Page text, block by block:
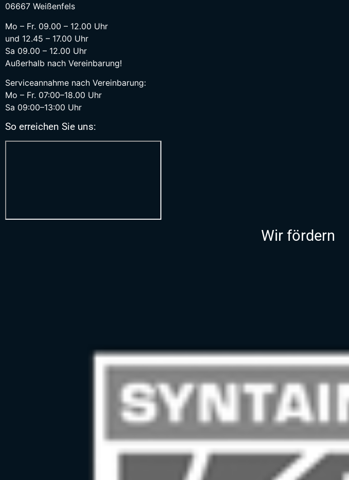
06667 Weißenfels
Mo – Fr. 09.00 – 12.00 Uhr
und 12.45 – 17.00 Uhr
Sa 09.00 – 12.00 Uhr
Außerhalb nach Vereinbarung!
Serviceannahme nach Vereinbarung:
Mo – Fr. 07:00–18.00 Uhr
Sa 09:00–13:00 Uhr
So erreichen Sie uns:
Wir fördern